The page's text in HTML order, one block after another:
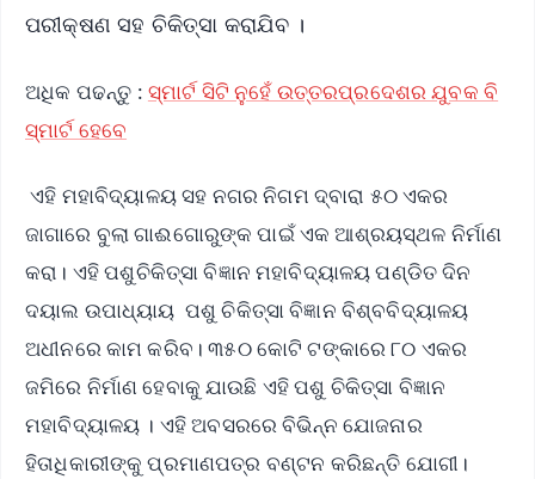
ପରୀକ୍ଷଣ ସହ ଚିକିତ୍ସା କରାଯିବ ।
ଅଧିକ ପଢନ୍ତୁ : ସ୍ମାର୍ଟ ସିଟି ନୁହେଁ ଉତ୍ତରପ୍ରଦେଶର ଯୁବକ ବି
ସ୍ମାର୍ଟ ହେବେ
ଏହି ମହାବିଦ୍ୟାଳୟ ସହ ନଗର ନିଗମ ଦ୍ବାରା ୫୦ ଏକର
ଜାଗାରେ ବୁଲା ଗାଈଗୋରୁଙ୍କ ପାଇଁ ଏକ ଆଶ୍ରୟସ୍ଥଳ ନିର୍ମାଣ
କରା। ଏହି ପଶୁଚିକିତ୍ସା ବିଜ୍ଞାନ ମହାବିଦ୍ୟାଳୟ ପଣ୍ଡିତ ଦିନ
ଦୟାଲ ଉପାଧ୍ୟାୟ ପଶୁ ଚିକିତ୍ସା ବିଜ୍ଞାନ ବିଶ୍ବବିଦ୍ୟାଳୟ
ଅଧୀନରେ କାମ କରିବ। ୩୫୦ କୋଟି ଟଙ୍କାରେ ୮୦ ଏକର
ଜମିରେ ନିର୍ମାଣ ହେବାକୁ ଯାଉଛି ଏହି ପଶୁ ଚିକିତ୍ସା ବିଜ୍ଞାନ
ମହାବିଦ୍ୟାଳୟ । ଏହି ଅବସରରେ ବିଭିନ୍ନ ଯୋଜନାର
ହିତାଧିକାରୀଙ୍କୁ ପ୍ରମାଣପତ୍ର ବଣ୍ଟନ କରିଛନ୍ତି ଯୋଗୀ।